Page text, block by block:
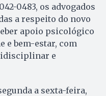
0483, os advogados
a respeito do novo
apoio psicológico
e bem-estar, com
e
a sexta-feira,